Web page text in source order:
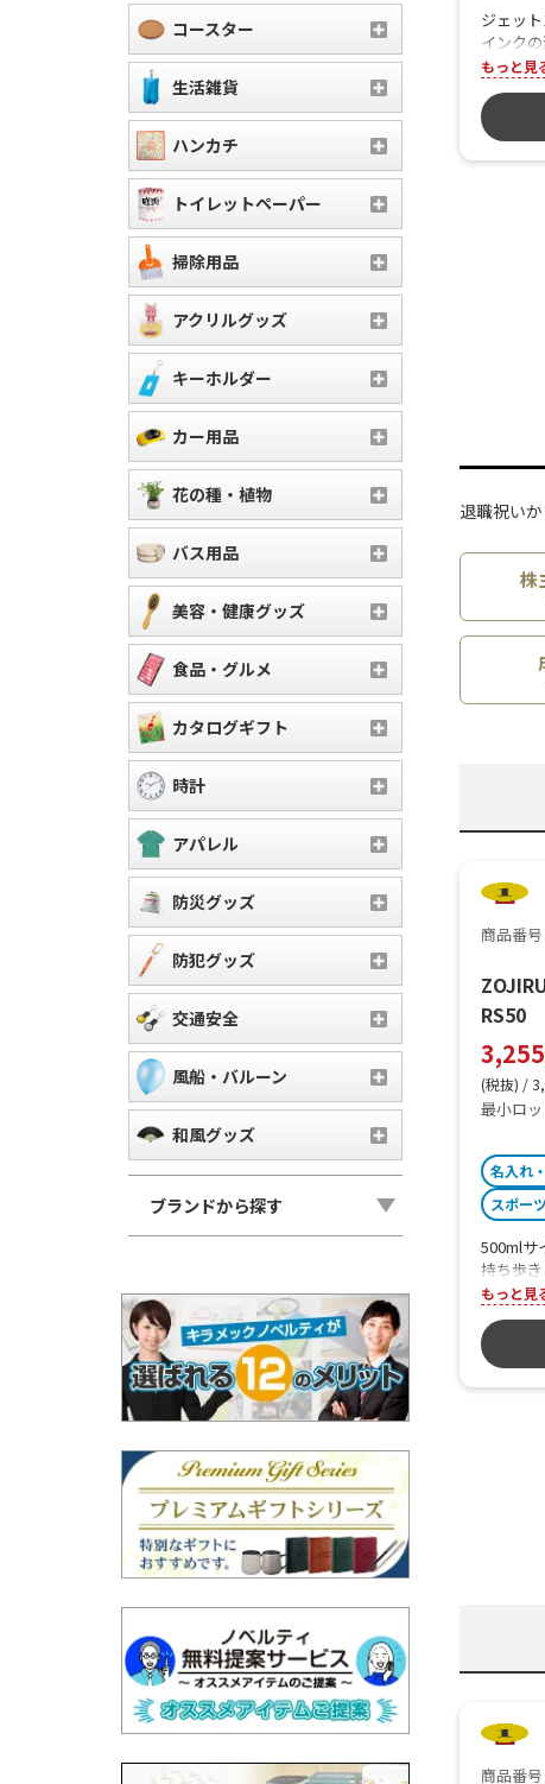
コースター
生活雑貨
ハンカチ
トイレットペーパー
掃除用品
アクリルグッズ
キーホルダー
カー用品
花の種・植物
バス用品
美容・健康グッズ
食品・グルメ
カタログギフト
時計
アパレル
防災グッズ
防犯グッズ
交通安全
風船・バルーン
和風グッズ
ブランドから探す
ジェッ
インク
使用で
ンプル
ネスシー
す。
もっと見
退職祝い
株
商品番
RS50
(税抜) /
最小ロ
名入れ
スポー
500mlサ
持ち歩
レスマ
いシー
で、お手
もっと見
商品番